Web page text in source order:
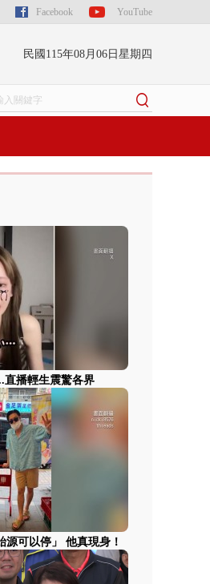
Facebook YouTube
民國115年08月06日星期四
直播輕生震驚各界
可以停」 他真現身！